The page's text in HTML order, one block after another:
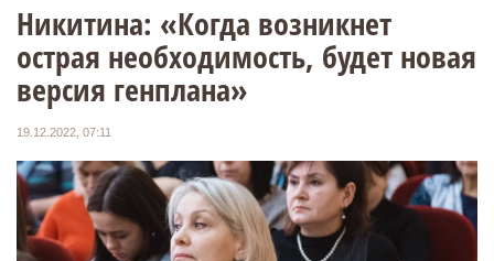
Никитина: «Когда возникнет
острая необходимость, будет новая
версия генплана»
19.12.2022, 07:11